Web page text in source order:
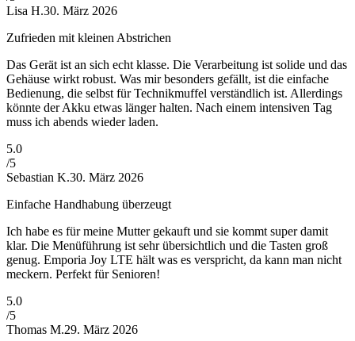
Lisa H.30. März 2026
Zufrieden mit kleinen Abstrichen
Das Gerät ist an sich echt klasse. Die Verarbeitung ist solide und das
Gehäuse wirkt robust. Was mir besonders gefällt, ist die einfache
Bedienung, die selbst für Technikmuffel verständlich ist. Allerdings
könnte der Akku etwas länger halten. Nach einem intensiven Tag
muss ich abends wieder laden.
5.0
/5
Sebastian K.30. März 2026
Einfache Handhabung überzeugt
Ich habe es für meine Mutter gekauft und sie kommt super damit
klar. Die Menüführung ist sehr übersichtlich und die Tasten groß
genug. Emporia Joy LTE hält was es verspricht, da kann man nicht
meckern. Perfekt für Senioren!
5.0
/5
Thomas M.29. März 2026